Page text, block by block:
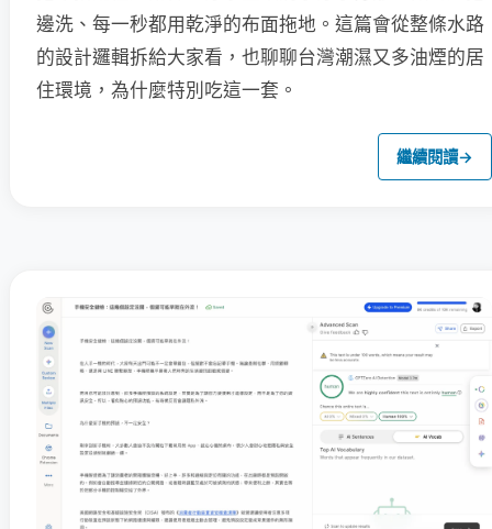
邊洗、每一秒都用乾淨的布面拖地。這篇會從整條水路
的設計邏輯拆給大家看，也聊聊台灣潮濕又多油煙的居
住環境，為什麼特別吃這一套。
繼續閱讀→